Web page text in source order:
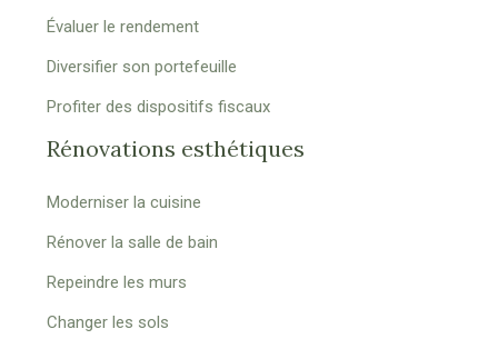
Évaluer le rendement
Diversifier son portefeuille
Profiter des dispositifs fiscaux
Rénovations esthétiques
Moderniser la cuisine
Rénover la salle de bain
Repeindre les murs
Changer les sols